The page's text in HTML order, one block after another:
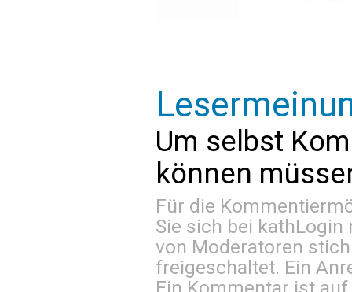
Um selbst
können
Für die
Sie sich bei kathLogin
von Moderatoren
freigeschaltet. Ein